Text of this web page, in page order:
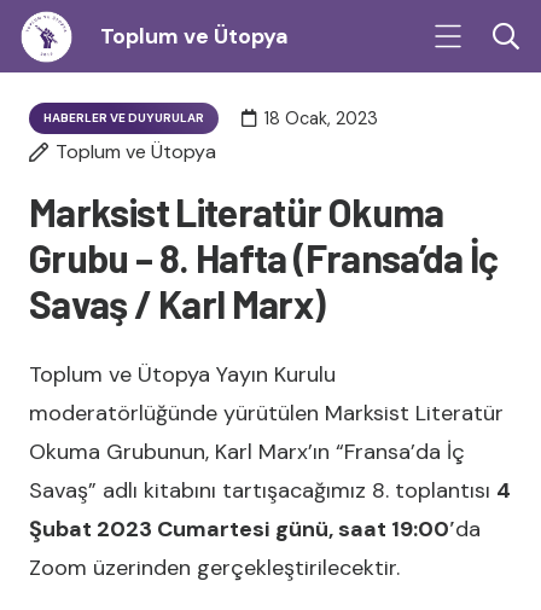
Toplum ve Ütopya
HABERLER VE DUYURULAR 18 Ocak, 2023
Toplum ve Ütopya
Marksist Literatür Okuma
Grubu – 8. Hafta (Fransa’da İç
Savaş / Karl Marx)
Toplum ve Ütopya Yayın Kurulu
moderatörlüğünde yürütülen Marksist Literatür
Okuma Grubunun, Karl Marx’ın “Fransa’da İç
Savaş” adlı kitabını tartışacağımız 8. toplantısı 4
Şubat 2023 Cumartesi günü, saat 19:00′da
Zoom üzerinden gerçekleştirilecektir.